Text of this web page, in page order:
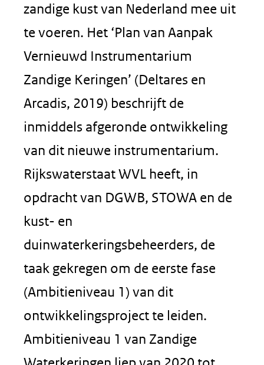
zandige kust van Nederland mee uit
te voeren. Het ‘Plan van Aanpak
Vernieuwd Instrumentarium
Zandige Keringen’ (Deltares en
Arcadis, 2019) beschrijft de
inmiddels afgeronde ontwikkeling
van dit nieuwe instrumentarium.
Rijkswaterstaat WVL heeft, in
opdracht van DGWB, STOWA en de
kust- en
duinwaterkeringsbeheerders, de
taak gekregen om de eerste fase
(Ambitieniveau 1) van dit
ontwikkelingsproject te leiden.
Ambitieniveau 1 van Zandige